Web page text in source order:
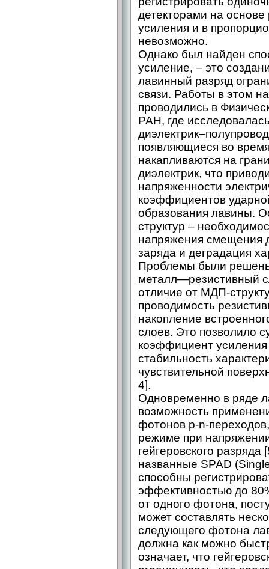
детекторами на
усиления и в
невозможно.
Однако был найден
усиление, – это
лавинный разряд
связи. Работы в этом
проводились в
РАН, где
появляющиеся во
накапливаются на
диэлектрик, что
напряженности
коэффициентов
образования лавины.
структур –
напряжения смещения
заряда и деградация
Проблемы были решены
металл—резистивный
отличие от МДП-
проводимость
накопление
слоев. Это позволило
коэффициент
стабильность
чувствительной
4].
Одновременно в ряде
возможность
фотонов p-n-
режиме при
гейгеровского разряда
названные SPAD
способны
эффективностью до
от одного фотона,
может составлять
следующего фотона
должна как можно
означает, что